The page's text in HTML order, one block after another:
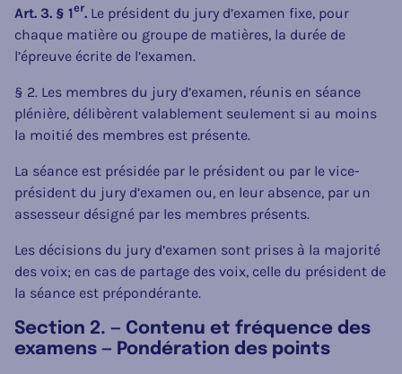
Art. 3. § 1er. Le président du jury d’examen fixe, pour
chaque matière ou groupe de matières, la durée de
l’épreuve écrite de l’examen.
§ 2. Les membres du jury d’examen, réunis en séance
plénière, délibèrent valablement seulement si au moins
la moitié des membres est présente.
La séance est présidée par le président ou par le vice-
président du jury d’examen ou, en leur absence, par un
assesseur désigné par les membres présents.
Les décisions du jury d’examen sont prises à la majorité
des voix; en cas de partage des voix, celle du président de
la séance est prépondérante.
Section 2. — Contenu et fréquence des
examens — Pondération des points